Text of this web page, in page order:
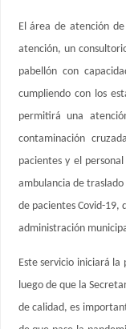
El área de atención
atención, un
pabellón con
cumpliendo con los
permitirá una
contaminación
pacientes y el
ambulancia de
de pacientes Covid-19,
administración
Este servicio iniciará
luego de que la
de calidad, es